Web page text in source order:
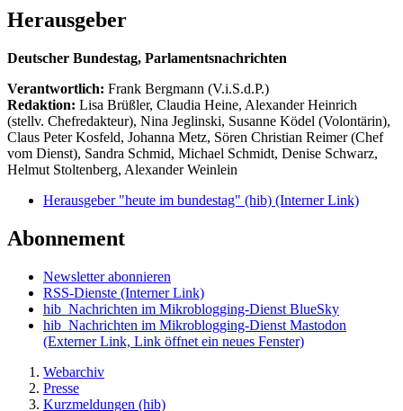
Herausgeber
Deutscher Bundestag, Parlamentsnachrichten
Verantwortlich: Frank Bergmann (V.i.S.d.P.)
Redaktion: Lisa Brüßler, Claudia Heine, Alexander Heinrich
(stellv. Chefredakteur), Nina Jeglinski, Susanne Ködel (Volontärin),
Claus Peter Kosfeld, Johanna Metz, Sören Christian Reimer (Chef
vom Dienst), Sandra Schmid, Michael Schmidt, Denise Schwarz,
Helmut Stoltenberg, Alexander Weinlein
Herausgeber "heute im bundestag" (hib) (Interner Link)
Abonnement
Newsletter abonnieren
RSS-Dienste (Interner Link)
hib_Nachrichten im Mikroblogging-Dienst BlueSky
hib_Nachrichten im Mikroblogging-Dienst Mastodon
(Externer Link, Link öffnet ein neues Fenster)
Webarchiv
Presse
Kurzmeldungen (hib)